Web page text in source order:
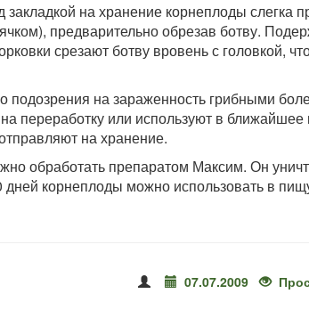
закладкой на хранение корнеплоды слегка
предварительно обрезав ботву.
срезают ботву вровень с головкой,
подозрения на зараженность грибными
переработку или используют в
на хранение.
обработать препаратом Максим. Он
корнеплоды можно использовать в
07.07.2009